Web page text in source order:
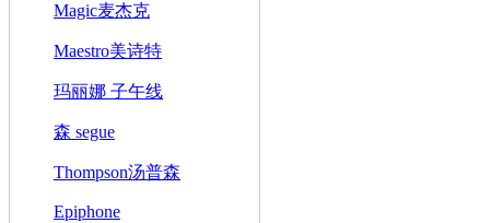
Magic麦杰克
Maestro美诗特
玛丽娜 子午线
森 segue
Thompson汤普森
Epiphone